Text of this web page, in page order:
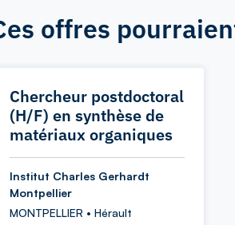
offres
Chercheur postdoctoral
(H/F) en synthèse de
matériaux organiques
Institut Charles Gerhardt
Montpellier
MONTPELLIER • Hérault